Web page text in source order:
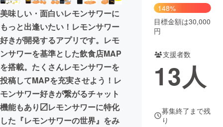
まちづくり・地域活性化
CAMPFIRE for Social Good
CAMPFIRE Creation
CAMPFIREふるさと納税machi-ya コミュニティ
美味しい・面白いレモンサワーに
もっと出逢いたい！レモンサワー
好きが開発するアプリです。レモ
ンサワーを基準とした飲食店MAP
を搭載。たくさんレモンサワーを
投稿してMAPを充実させよう！レ
モンサワー好きが繋がるチャット
機能もあり〼レモンサワーに特化
した『レモンサワーの世界』をみ
148%
目標金額は30,000
円
支援者数
13人
募集終了まで残
り